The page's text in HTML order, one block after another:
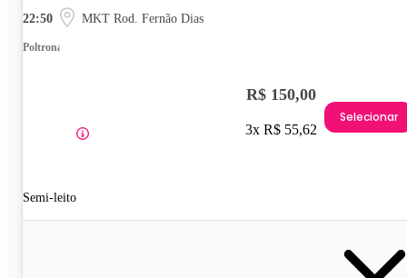
22:50 MKT Rod. Fernão Dias
Poltrona
Semi-leito
R$ 150,00
3x R$ 55,62
Selecionar